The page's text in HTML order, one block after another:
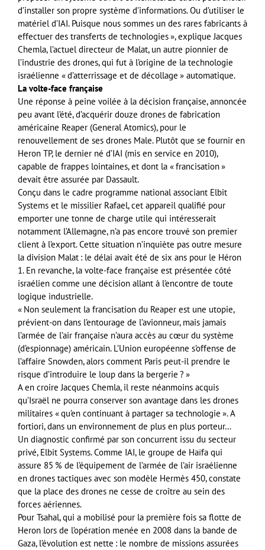
d’installer son propre système d’informations. Ou d’utiliser le
matériel d’IAI. Puisque nous sommes un des rares fabricants à
effectuer des transferts de technologies », explique Jacques
Chemla, l’actuel directeur de Malat, un autre pionnier de
l’industrie des drones, qui fut à l’origine de la technologie
israélienne « d’atterrissage et de décollage » automatique.
La volte-face française
Une réponse à peine voilée à la décision française, annoncée
peu avant l’été, d’acquérir douze drones de fabrication
américaine Reaper (General Atomics), pour le
renouvellement de ses drones Male. Plutôt que se fournir en
Heron TP, le dernier né d’IAI (mis en service en 2010),
capable de frappes lointaines, et dont la « francisation »
devait être assurée par Dassault.
Conçu dans le cadre programme national associant Elbit
Systems et le missilier Rafael, cet appareil qualifié pour
emporter une tonne de charge utile qui intéresserait
notamment l’Allemagne, n’a pas encore trouvé son premier
client à l’export. Cette situation n’inquiète pas outre mesure
la division Malat : le délai avait été de six ans pour le Héron
1. En revanche, la volte-face française est présentée côté
israélien comme une décision allant à l’encontre de toute
logique industrielle.
« Non seulement la francisation du Reaper est une utopie,
prévient-on dans l’entourage de l’avionneur, mais jamais
l’armée de l’air française n’aura accès au cœur du système
(d’espionnage) américain. L’Union européenne s’offense de
l’affaire Snowden, alors comment Paris peut-il prendre le
risque d’introduire le loup dans la bergerie ? »
A en croire Jacques Chemla, il reste néanmoins acquis
qu’Israël ne pourra conserver son avantage dans les drones
militaires « qu’en continuant à partager sa technologie ». A
fortiori, dans un environnement de plus en plus porteur…
Un diagnostic confirmé par son concurrent issu du secteur
privé, Elbit Systems. Comme IAI, le groupe de Haïfa qui
assure 85 % de l’équipement de l’armée de l’air israélienne
en drones tactiques avec son modèle Hermès 450, constate
que la place des drones ne cesse de croître au sein des
forces aériennes.
Pour Tsahal, qui a mobilisé pour la première fois sa flotte de
Heron lors de l’opération menée en 2008 dans la bande de
Gaza, l’évolution est nette : le nombre de missions assurées